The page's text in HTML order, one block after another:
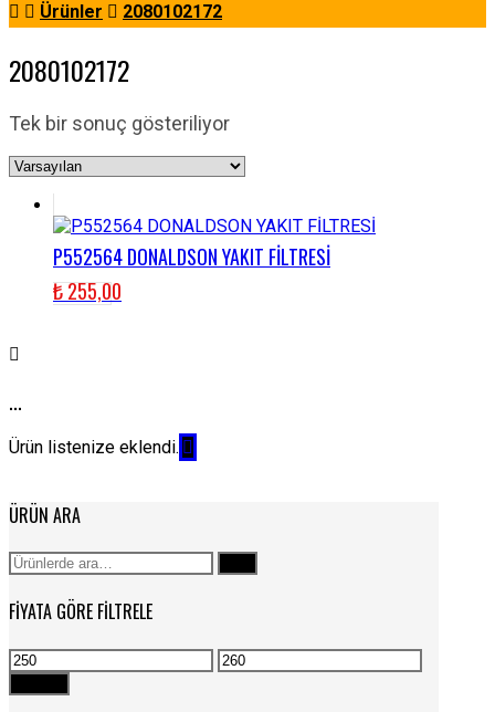
Ürünler 2080102172
2080102172
Tek bir sonuç gösteriliyor
P552564 DONALDSON YAKIT FİLTRESİ
₺255,00
...
Ürün listenize eklendi.
ÜRÜN ARA
Ara:
FIYATA GÖRE FILTRELE
En
düşük
fiyat
En
yüksek